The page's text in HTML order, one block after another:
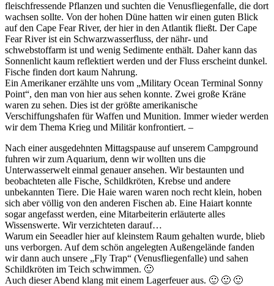
fleischfressende Pflanzen und suchten die Venusfliegenfalle, die dort
wachsen sollte. Von der hohen Düne hatten wir einen guten Blick
auf den Cape Fear River, der hier in den Atlantik fließt. Der Cape
Fear River ist ein Schwarzwasserfluss, der nähr- und
schwebstoffarm ist und wenig Sedimente enthält. Daher kann das
Sonnenlicht kaum reflektiert werden und der Fluss erscheint dunkel.
Fische finden dort kaum Nahrung.
Ein Amerikaner erzählte uns vom „Military Ocean Terminal Sonny
Point“, den man von hier aus sehen konnte. Zwei große Kräne
waren zu sehen. Dies ist der größte amerikanische
Verschiffungshafen für Waffen und Munition. Immer wieder werden
wir dem Thema Krieg und Militär konfrontiert. –
Nach einer ausgedehnten Mittagspause auf unserem Campground
fuhren wir zum Aquarium, denn wir wollten uns die
Unterwasserwelt einmal genauer ansehen. Wir bestaunten und
beobachteten alle Fische, Schildkröten, Krebse und andere
unbekannten Tiere. Die Haie waren waren noch recht klein, hoben
sich aber völlig von den anderen Fischen ab. Eine Haiart konnte
sogar angefasst werden, eine Mitarbeiterin erläuterte alles
Wissenswerte. Wir verzichteten darauf…
Warum ein Seeadler hier auf kleinstem Raum gehalten wurde, blieb
uns verborgen. Auf dem schön angelegten Außengelände fanden
wir dann auch unsere „Fly Trap“ (Venusfliegenfalle) und sahen
Schildkröten im Teich schwimmen. 🙂
Auch dieser Abend klang mit einem Lagerfeuer aus. 🙂 🙂 🙂